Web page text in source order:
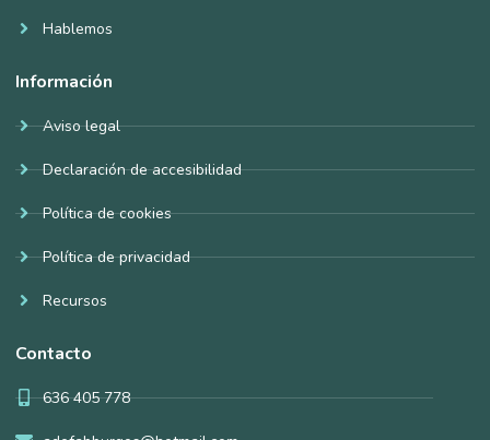
Hablemos
Información
Aviso legal
Declaración de accesibilidad
Política de cookies
Política de privacidad
Recursos
Contacto
636 405 778